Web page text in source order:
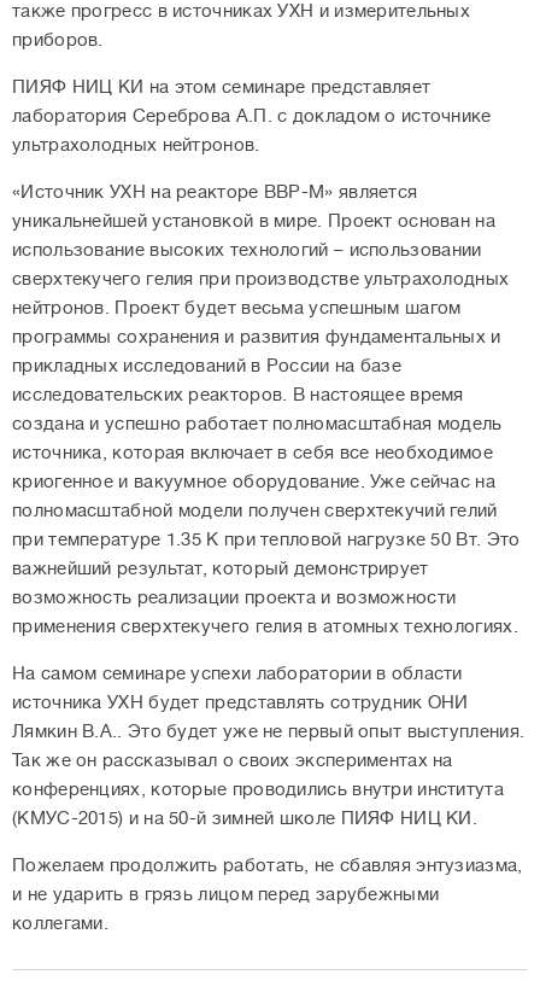
также прогресс в источниках УХН и измерительных
приборов.
ПИЯФ НИЦ КИ на этом семинаре представляет
лаборатория Сереброва А.П. с докладом о источнике
ультрахолодных нейтронов.
«Источник УХН на реакторе ВВР-М» является
уникальнейшей установкой в мире. Проект основан на
использование высоких технологий – использовании
сверхтекучего гелия при производстве ультрахолодных
нейтронов. Проект будет весьма успешным шагом
программы сохранения и развития фундаментальных и
прикладных исследований в России на базе
исследовательских реакторов. В настоящее время
создана и успешно работает полномасштабная модель
источника, которая включает в себя все необходимое
криогенное и вакуумное оборудование. Уже сейчас на
полномасштабной модели получен сверхтекучий гелий
при температуре 1.35 К при тепловой нагрузке 50 Вт. Это
важнейший результат, который демонстрирует
возможность реализации проекта и возможности
применения сверхтекучего гелия в атомных технологиях.
На самом семинаре успехи лаборатории в области
источника УХН будет представлять сотрудник ОНИ
Лямкин В.А.. Это будет уже не первый опыт выступления.
Так же он рассказывал о своих экспериментах на
конференциях, которые проводились внутри института
(КМУС-2015) и на 50-й зимней школе ПИЯФ НИЦ КИ.
Пожелаем продолжить работать, не сбавляя энтузиазма,
и не ударить в грязь лицом перед зарубежными
коллегами.